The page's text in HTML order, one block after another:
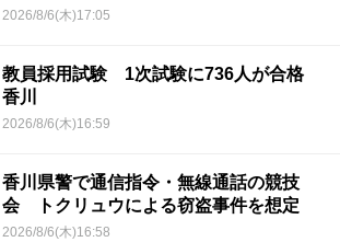
2026/8/6(木)17:05
教員採用試験 1次試験に736人が合格
香川
2026/8/6(木)16:59
香川県警で通信指令・無線通話の競技
会 トクリュウによる窃盗事件を想定
2026/8/6(木)16:58